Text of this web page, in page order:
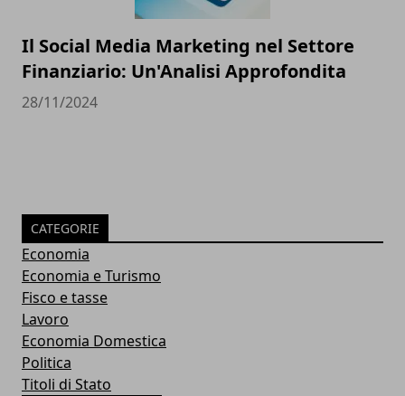
Il Social Media Marketing nel Settore
Finanziario: Un'Analisi Approfondita
28/11/2024
CATEGORIE
Economia
Economia e Turismo
Fisco e tasse
Lavoro
Economia Domestica
Politica
Titoli di Stato